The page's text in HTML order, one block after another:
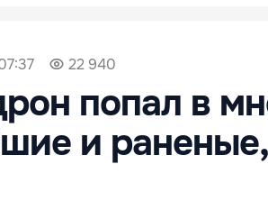
22 940
попал в
и